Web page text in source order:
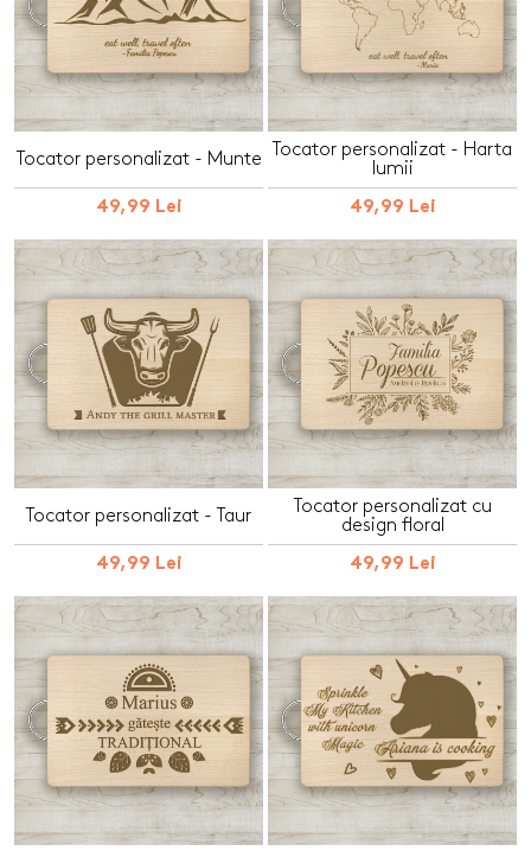
Tocator personalizat - Munte
49,99 Lei
Tocator personalizat - Harta
lumii
49,99 Lei
Tocator personalizat - Taur
49,99 Lei
Tocator personalizat cu
design floral
49,99 Lei